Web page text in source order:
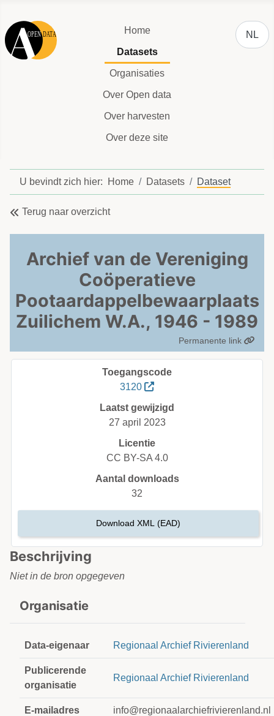
Home
Datasets
Organisaties
Over Open data
Over harvesten
Over deze site
NL
U bevindt zich hier: Home Datasets Dataset
Terug naar overzicht
Archief van de Vereniging
Coöperatieve
Pootaardappelbewaarplaats
Zuilichem W.A., 1946 - 1989
Permanente link
Beschrijving
Niet in de bron opgegeven
Organisatie
Data-eigenaar Regionaal Archief Rivierenland
Publicerende
organisatie
Regionaal Archief Rivierenland
E-mailadres info@regionaalarchiefrivierenland.nl
Toegangscode
3120
Laatst gewijzigd
27 april 2023
Licentie
CC BY-SA 4.0
Aantal downloads
32
Download XML (EAD)